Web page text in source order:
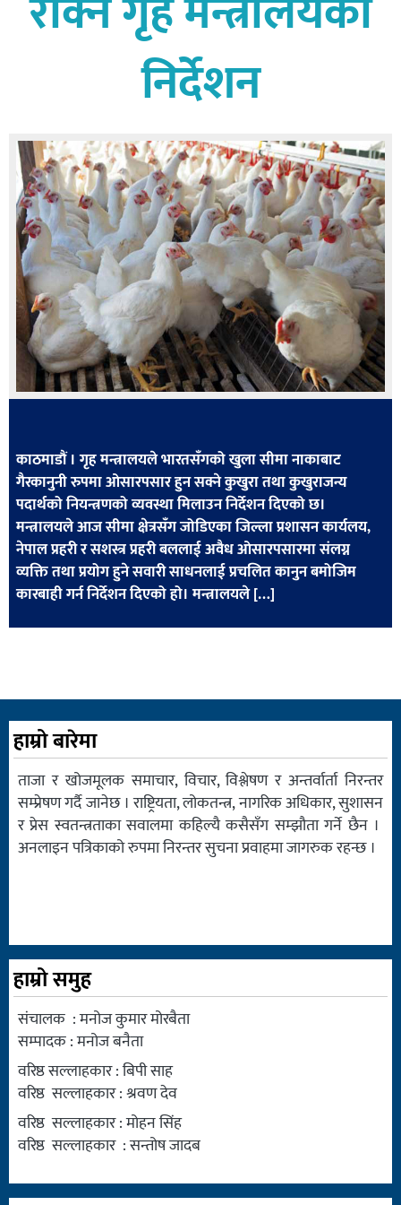
बागमती
विशेष
राजनीति
प्रमुख
समाचार
राष्ट्रिय
अन्तराष्ट्रिय
अन्तरबार्ता
अर्थ
मनोरञ्जन
फोटो
/
भिडियो
अन्य
स्वास्थ्य
निर्देशन
काठमाडौं । गृह मन्त्रालयले भारतसँगको खुला सीमा नाकाबाट
गैरकानुनी रुपमा ओसारपसार हुन सक्ने कुखुरा तथा कुखुराजन्य
पदार्थको नियन्त्रणको व्यवस्था मिलाउन निर्देशन दिएको छ।
मन्त्रालयले आज सीमा क्षेत्रसँग जोडिएका जिल्ला प्रशासन कार्यलय,
नेपाल प्रहरी र सशस्त्र प्रहरी बललाई अवैध ओसारपसारमा संलग्न
व्यक्ति तथा प्रयोग हुने सवारी साधनलाई प्रचलित कानुन बमोजिम
कारबाही गर्न निर्देशन दिएको हो। मन्त्रालयले […]
हाम्रो बारेमा
ताजा र खोजमूलक समाचार, विचार, विश्लेषण र अन्तर्वार्ता निरन्तर
सम्प्रेषण गर्दै जानेछ । राष्ट्रियता, लोकतन्त्र, नागरिक अधिकार, सुशासन
र प्रेस स्वतन्त्रताका सवालमा कहिल्यै कसैसँग सम्झौता गर्ने छैन ।
अनलाइन पत्रिकाको रुपमा निरन्तर सुचना प्रवाहमा जागरुक रहन्छ ।
हाम्रो समुह
संचालक : मनोज कुमार मोरबैता
सम्पादक : मनोज बनैता
वरिष्ठ सल्लाहकार : बिपी साह
वरिष्ठ सल्लाहकार : श्रवण देव
वरिष्ठ सल्लाहकार : मोहन सिंह
वरिष्ठ सल्लाहकार : सन्तोष जादब